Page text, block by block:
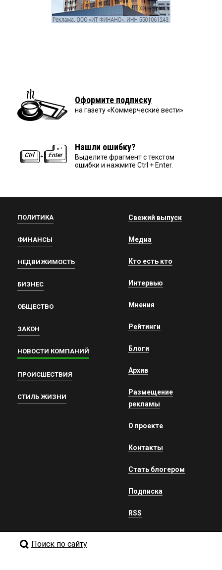
Оформите подписку
на газету «Коммерческие вести»
Нашли ошибку?
Выделите фрагмент с текстом
ошибки и нажмите Ctrl + Enter.
ПОЛИТИКА
ФИНАНСЫ
НЕДВИЖИМОСТЬ
БИЗНЕС
ОБЩЕСТВО
ЗАКОН
НОВОСТИ КОМПАНИЙ
ПРОИСШЕСТВИЯ
СТИЛЬ ЖИЗНИ
Свежий выпуск
Медиа
Кто есть кто
Интервью
Мнения
Рейтинги
Блоги
Архив
Размещение
рекламы
О проекте
Контакты
Стать блогером
Подписка
RSS
Поиск по сайту